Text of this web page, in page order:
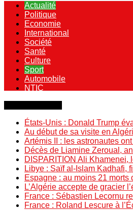
Actualité
Politique
Economie
International
Société
Santé
Culture
Sport
Automobile
NTIC
États-Unis : Donald Trump
Au début de sa visite en
Artémis II : les astronautes
Décès de Liamine Zeroual,
DISPARITION Ali Khamenei,
Libye : Saïf al-Islam Kadhafi,
Espagne : au moins 21
L’Algérie accepte de gracier
France : Sébastien Lecornu
France : Roland Lescure à